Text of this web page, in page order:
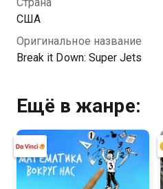
США
Оригинальное название
Break it Down: Super Jets
Ещё в жанре: